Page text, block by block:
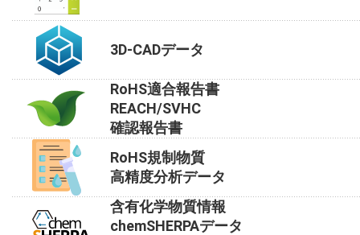
3D-CADデータ
RoHS適合報告書
REACH/SVHC
確認報告書
RoHS規制物質
高精度分析データ
含有化学物質情報
chemSHERPAデータ